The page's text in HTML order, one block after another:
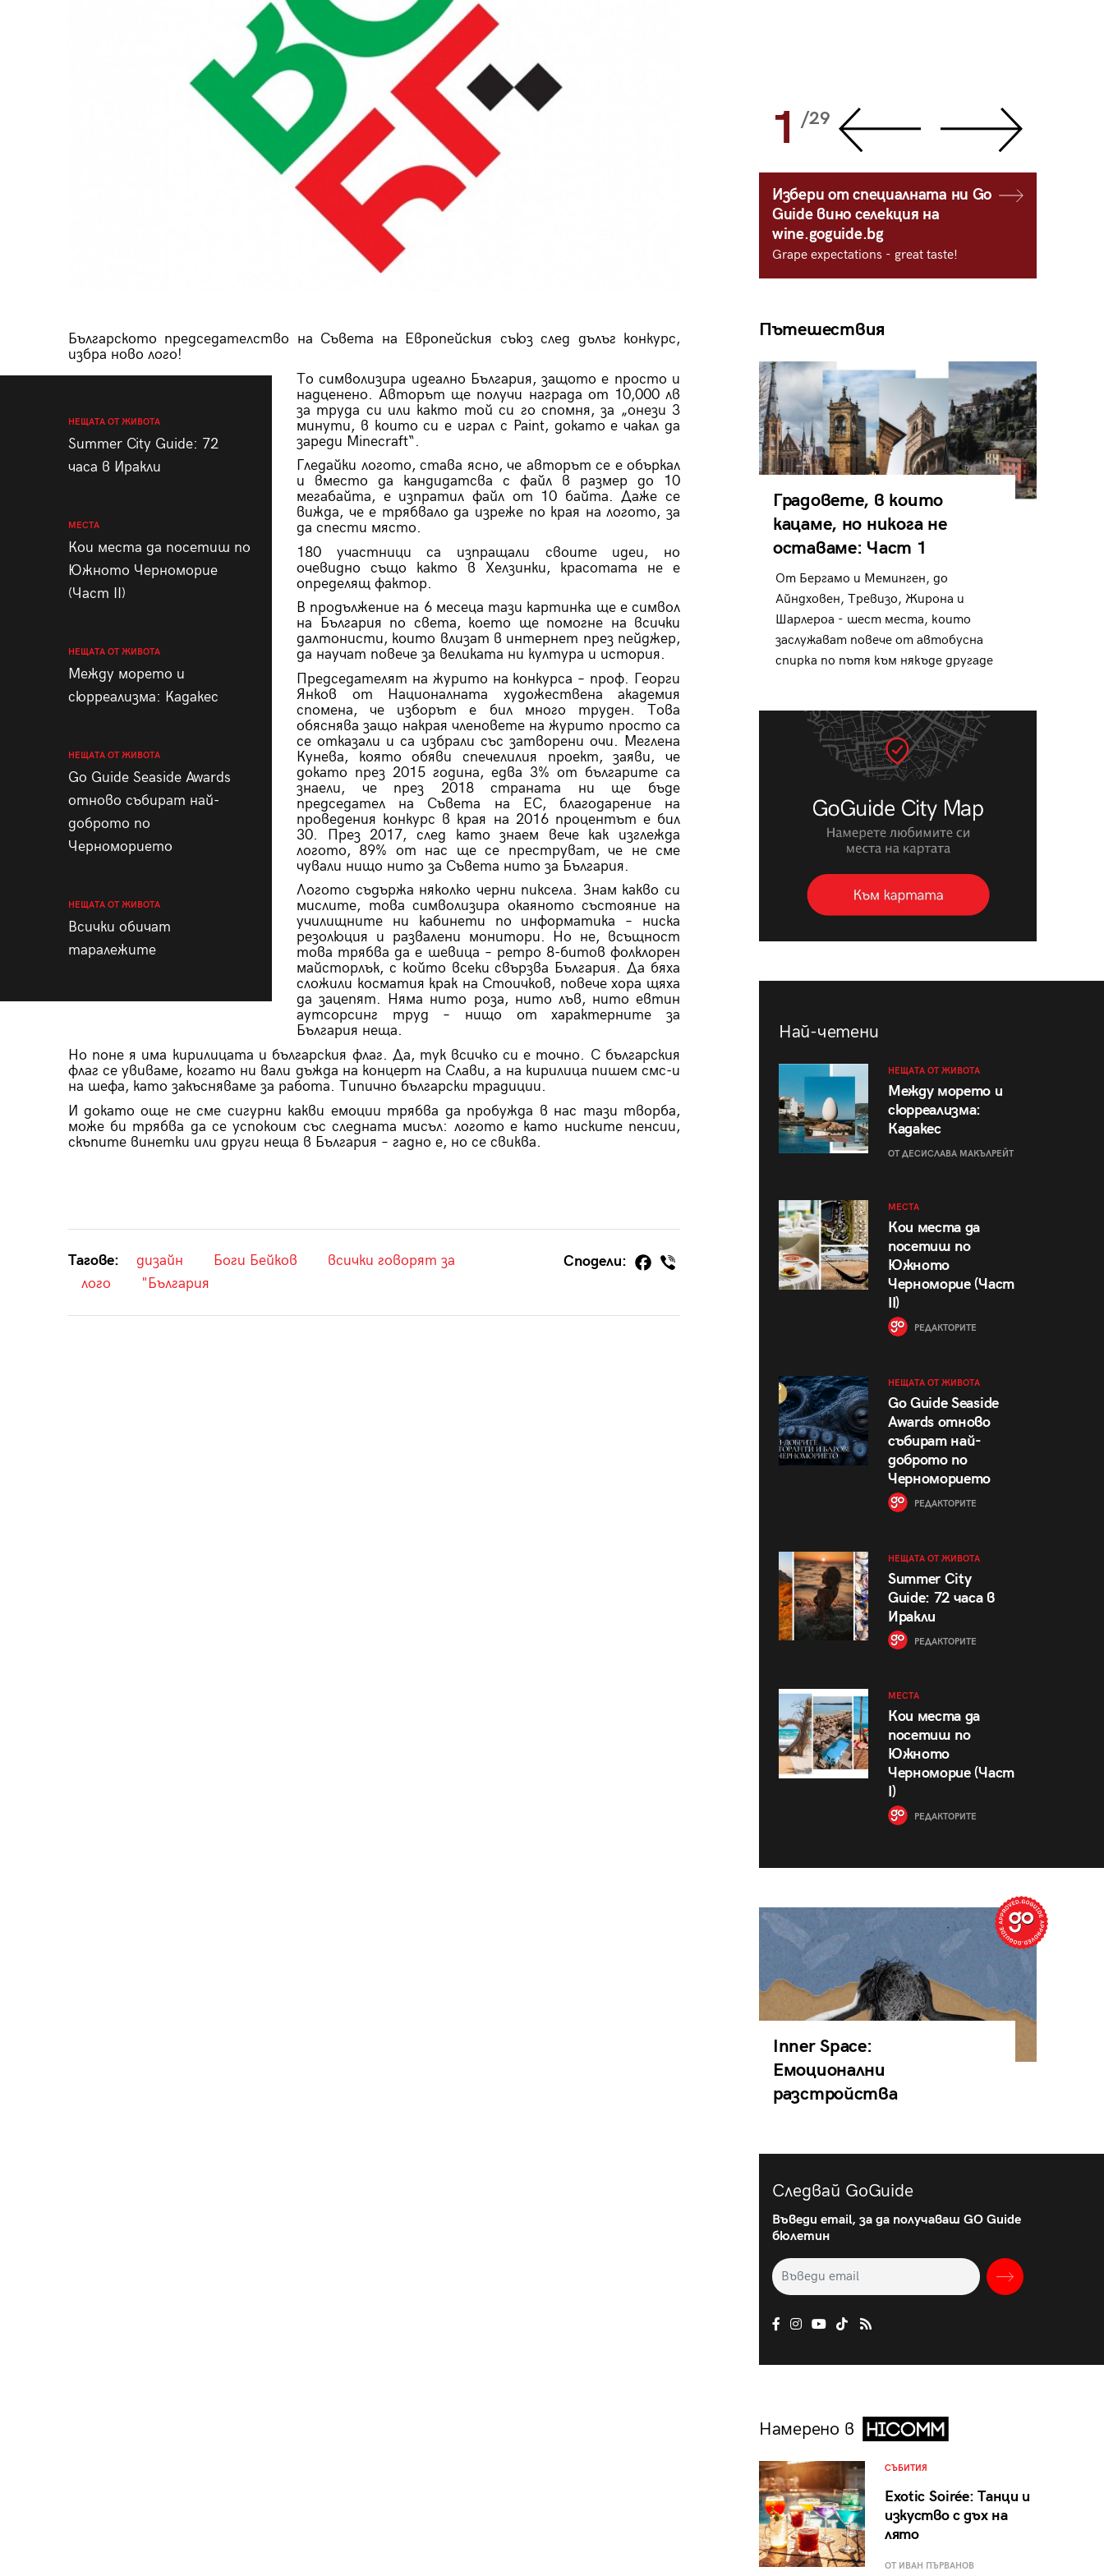
Българското председателство на Съвета на Европейския съюз след дълъг конкурс,
избра ново лого!
НЕЩАТА ОТ ЖИВОТА
Summer City Guide: 72
часа в Иракли
МЕСТА
Кои места да посетиш по
Южното Черноморие
(Част II)
НЕЩАТА ОТ ЖИВОТА
Между морето и
сюрреализма: Кадакес
НЕЩАТА ОТ ЖИВОТА
Go Guide Seaside Awards
отново събират най-
доброто по
Черноморието
НЕЩАТА ОТ ЖИВОТА
Всички обичат
таралежите
То символизира идеално България, защото е просто и
надценено. Авторът ще получи награда от 10,000 лв
за труда си или както той си го спомня, за „онези 3
минути, в които си е играл с Paint, докато е чакал да
зареди Minecraft“.
Гледайки логото, става ясно, че авторът се е объркал
и вместо да кандидатсва с файл в размер до 10
мегабайта, е изпратил файл от 10 байта. Даже се
вижда, че е трябвало да изреже по края на логото, за
да спести място.
180 участници са изпращали своите идеи, но
очевидно също както в Хелзинки, красотата не е
определящ фактор.
В продължение на 6 месеца тази картинка ще е символ
на България по света, което ще помогне на всички
далтонисти, които влизат в интернет през пейджер,
да научат повече за великата ни култура и история.
Председателят на журито на конкурса – проф. Георги
Янков от Националната художествена академия
спомена,че изборът е бил много труден. Това
обяснява защо накрая членовете на журито просто са
се отказали и са избрали със затворени очи. Меглена
Кунева, която обяви спечелилия проект, заяви, че
докато през 2015 година, едва 3% от българите са
знаели, че през 2018 страната ни ще бъде
председател на Съвета на ЕС, благодарение на
проведения конкурс в края на 2016 процентът е бил
30. През 2017, след като знаем вече как изглежда
логото, 89% от нас ще се преструват, че не сме
чували нищо нито за Съвета нито за България.
Логото съдържа няколко черни пиксела. Знам какво си
мислите, това символизира окаяното състояние на
училищните ни кабинети по информатика – ниска
резолюция и развалени монитори. Но не, всъщност
това трябва да е шевица – ретро 8-битов фолклорен
майсторлък, с който всеки свързва България. Да бяха
сложили косматия крак на Стоичков, повече хора щяха
да зацепят. Няма нито роза, нито лъв, нито евтин
аутсорсинг труд – нищо от характерните за
България неща.
Но поне я има кирилицата и българския флаг. Да, тук всичко си е точно. С българския
флаг се увиваме, когато ни вали дъжда на концерт на Слави, а на кирилица пишем смс-и
на шефа, като закъсняваме за работа. Типично български традиции.
И докато още не сме сигурни какви емоции трябва да пробужда в нас тази творба,
може би трябва да се успокоим със следната мисъл: логото е като ниските пенсии,
скъпите винетки или други неща в България – гадно е, но се свиква.
Тагове: дизайн Боги Бейков
всички говорят за
лого
"България
Сподели:
28 /29 29 /29 1 /29
Избери от специалната ни Go
Guide вино селекция на
wine.goguide.bg
Grape expectations - great taste!
Пътешествия
Градовете, в които
кацаме, но никога не
оставаме: Част 1
От Бергамо и Меминген, до
Айндховен, Тревизо, Жирона и
Шарлероа - шест места, които
заслужават повече от автобусна
спирка по пътя към някъде другаде
Най-четени
НЕЩАТА ОТ ЖИВОТА
Между морето и
сюрреализма:
Кадакес
ОТ ДЕСИСЛАВА МАКЪЛРЕЙТ
МЕСТА
Кои места да
посетиш по
Южното
Черноморие (Част
II)
РЕДАКТОРИТЕ
НЕЩАТА ОТ ЖИВОТА
Go Guide Seaside
Awards отново
събират най-
доброто по
Черноморието
РЕДАКТОРИТЕ
НЕЩАТА ОТ ЖИВОТА
Summer City
Guide: 72 часа в
Иракли
РЕДАКТОРИТЕ
МЕСТА
Кои места да
посетиш по
Южното
Черноморие (Част
I)
РЕДАКТОРИТЕ
Inner Space:
Емоционални
разстройства
Следвай GoGuide
Въведи email, за да получаваш GO Guide
бюлетин
Намерено в
СЪБИТИЯ
Exotic Soirée: Танци и
изкуство с дъх на
лято
ОТ ИВАН ПЪРВАНОВ